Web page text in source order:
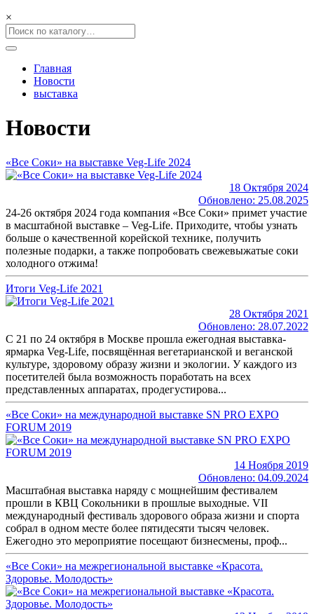
×
Главная
Новости
выставка
Новости
«Все Соки» на выставке Veg-Life 2024
18 Октября 2024
Обновлено: 25.08.2025
24-26 октября 2024 года компания «Все Соки» примет участие
в масштабной выставке – Veg-Life. Приходите, чтобы узнать
больше о качественной корейской технике, получить
полезные подарки, а также попробовать свежевыжатые соки
холодного отжима!
Итоги Veg-Life 2021
28 Октября 2021
Обновлено: 28.07.2022
С 21 по 24 октября в Москве прошла ежегодная выставка-
ярмарка Veg-Life, посвящённая вегетарианской и веганской
культуре, здоровому образу жизни и экологии. У каждого из
посетителей была возможность поработать на всех
представленных аппаратах, продегустирова...
«Все Соки» на международной выставке SN PRO EXPO
FORUM 2019
14 Ноября 2019
Обновлено: 04.09.2024
Масштабная выставка наряду с мощнейшим фестивалем
прошли в КВЦ Сокольники в прошлые выходные. VII
международный фестиваль здорового образа жизни и спорта
собрал в одном месте более пятидесяти тысяч человек.
Ежегодно это мероприятие посещают бизнесмены, проф...
«Все Соки» на межрегиональной выставке «Красота.
Здоровье. Молодость»